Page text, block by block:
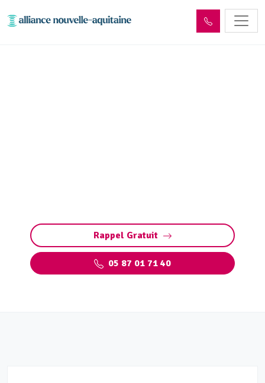
Rappel Gratuit
05 87 01 71 40